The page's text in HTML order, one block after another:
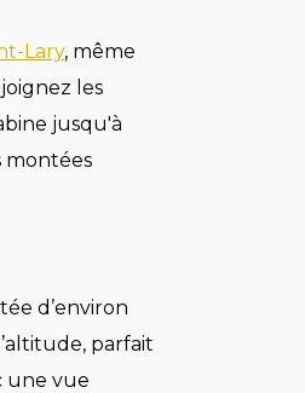
Lary, même
les
jusqu'à
montées
d’environ
parfait
une vue